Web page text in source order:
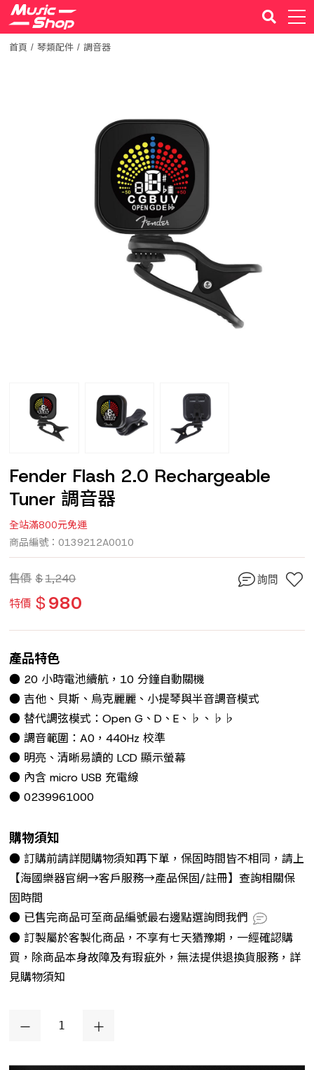
首頁 琴類配件 調音器
Fender Flash 2.0 Rechargeable
Tuner 調音器
全站滿800元免運
商品編號：0139212A0010
售價 $1,240
特價 $980
詢問
產品特色
● 20 小時電池續航，10 分鐘自動關機
● 吉他、貝斯、烏克麗麗、小提琴與半音調音模式
● 替代調弦模式：Open G、D、E、♭、♭♭
● 調音範圍：A0，440Hz 校準
● 明亮、清晰易讀的 LCD 顯示螢幕
● 內含 micro USB 充電線
● 0239961000
購物須知
● 訂購前請詳閱購物須知再下單，保固時間皆不相同，請上
【海國樂器官網→客戶服務→產品保固/註冊】查詢相關保
固時間
● 已售完商品可至商品編號最右邊點選詢問我們
● 訂製屬於客製化商品，不享有七天猶豫期，一經確認購
買，除商品本身故障及有瑕疵外，無法提供退換貨服務，詳
見購物須知